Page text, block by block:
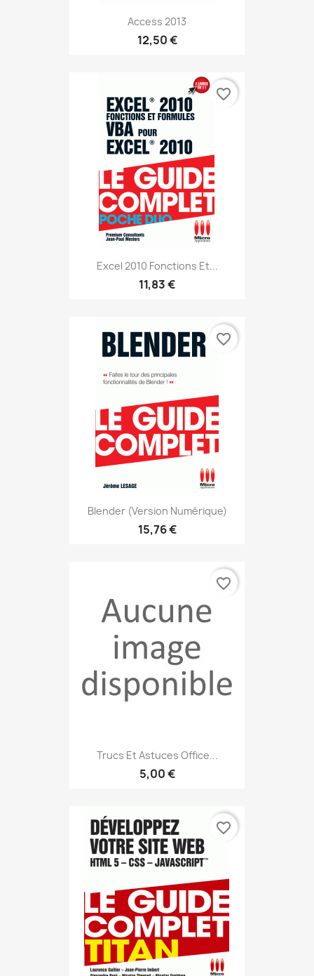
Access 2013
12,50 €
Excel 2010 Fonctions Et...
11,83 €
favorite_border
Blender (version Numérique)
15,76 €
favorite_border
Trucs Et Astuces Office...
5,00 €
favorite_border
favorite_border